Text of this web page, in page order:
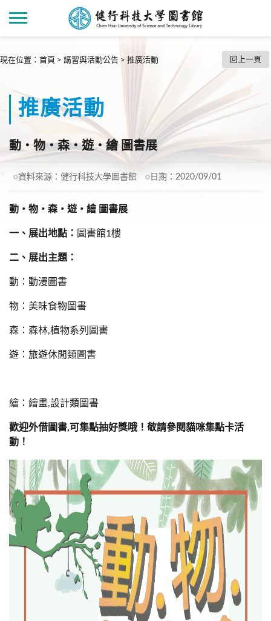
現在位置 ： 首頁 > 講習與活動公告 > 推廣活動 回上一頁
推廣活動
動‧物‧森‧遊‧繪 圖書展
資料來源： 健行科技大學圖書館 日期： 2020/09/01
動‧物‧森‧遊‧繪 圖書展
一、展出地點： 圖書館1樓
二、展出主題：
動：動漫圖書
物：美味食物圖書
森：森林,植物系列圖書
遊：旅遊休閒類圖書
繪：繪畫,設計類圖書
歡迎外借圖書,可集點抽好獎哦！敬請參閱貓咪集點卡活
動！